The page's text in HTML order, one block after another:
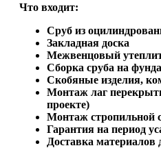
Что входит:
Сруб из
Закладная доска
Межвенцовый
Сборка сруба на
Скобяные изделия,
Монтаж лаг
проекте)
Монтаж стропильной
Гарантия на период
Доставка материалов